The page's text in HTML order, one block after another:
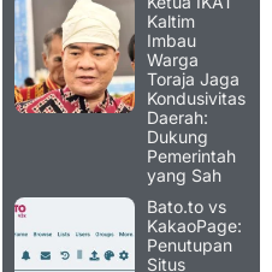
Kaltim
Imbau
Warga
Toraja Jaga
Kondusivitas
Daerah:
Dukung
Pemerintah
yang Sah
Bato.to vs
KakaoPage:
Penutupan
Situs